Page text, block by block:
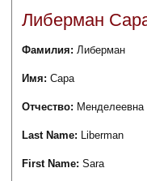
Либерман
Фамилия:Либерман
Имя:Сара
Отчество: Менделеевна
Last Name: Liberman
First Name:Sara